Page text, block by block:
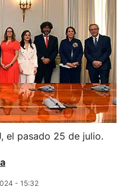
el pasado 25 de julio.
- 15:32